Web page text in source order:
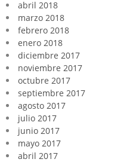
abril 2018
marzo 2018
febrero 2018
enero 2018
diciembre 2017
noviembre 2017
octubre 2017
septiembre 2017
agosto 2017
julio 2017
junio 2017
mayo 2017
abril 2017